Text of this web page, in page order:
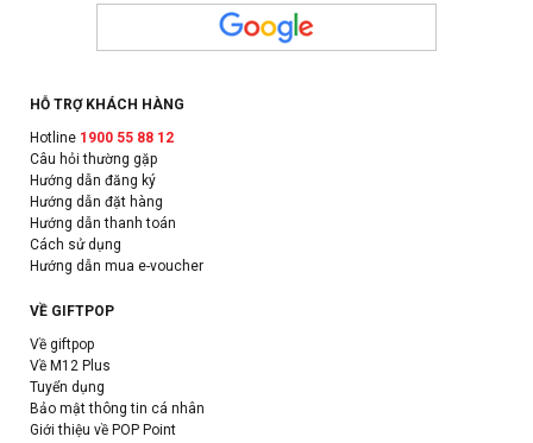
HỖ TRỢ KHÁCH HÀNG
Hotline 1900 55 88 12
Câu hỏi thường gặp
Hướng dẫn đăng ký
Hướng dẫn đặt hàng
Hướng dẫn thanh toán
Cách sử dụng
Hướng dẫn mua e-voucher
VỀ GIFTPOP
Về giftpop
Về M12 Plus
Tuyển dụng
Bảo mật thông tin cá nhân
Giới thiệu về POP Point